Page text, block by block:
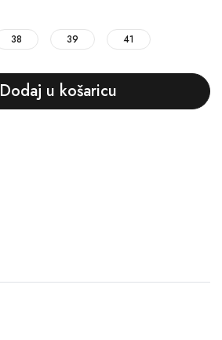
38 39 41
Dodaj u košaricu